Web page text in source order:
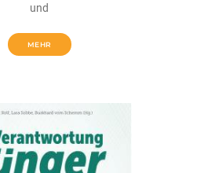
und
MEHR